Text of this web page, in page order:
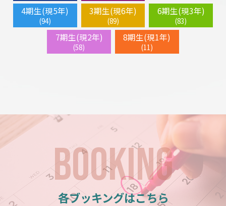
4期生(現5年)
(94)
3期生(現6年)
(89)
6期生(現3年)
(83)
7期生(現2年)
(58)
8期生(現1年)
(11)
BOOKING
各ブッキングはこちら